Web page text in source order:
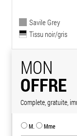
Savile Grey
Tissu noir/gris
MON
OFFRE
Complete, gratuite,
M. Mme